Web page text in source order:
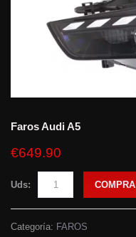
Faros Audi A5
€649.90
Uds: COMPRA
Categoría: FAROS